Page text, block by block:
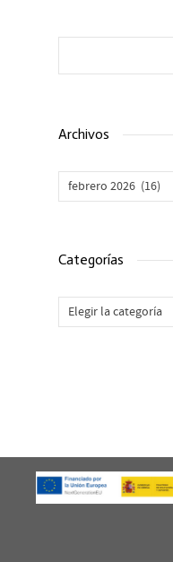
Archivos
Archivos
Categorías
Categorías